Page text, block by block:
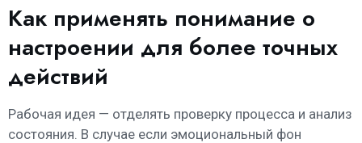
Как применять понимание о
настроении для более точных
действий
Рабочая идея — отделять проверку процесса и анализ
состояния. В случае если эмоциональный фон